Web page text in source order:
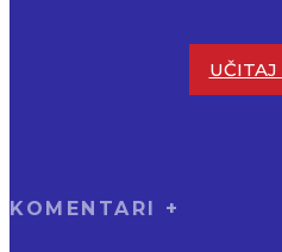
UČITAJ
KOMENTARI +